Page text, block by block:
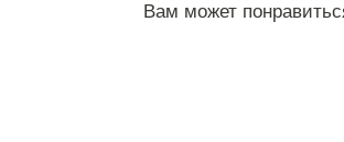
Вам может